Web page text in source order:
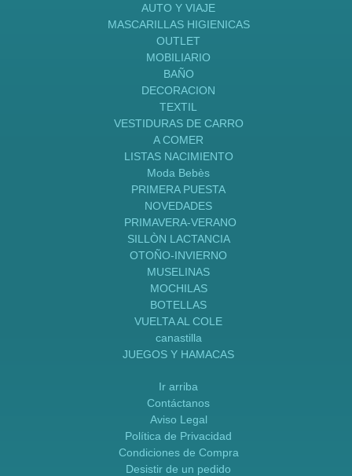
AUTO Y VIAJE
MASCARILLAS HIGIENICAS
OUTLET
MOBILIARIO
BAÑO
DECORACION
TEXTIL
VESTIDURAS DE CARRO
A COMER
LISTAS NACIMIENTO
Moda Bebès
PRIMERA PUESTA
NOVEDADES
PRIMAVERA-VERANO
SILLÒN LACTANCIA
OTOÑO-INVIERNO
MUSELINAS
MOCHILAS
BOTELLAS
VUELTA AL COLE
canastilla
JUEGOS Y HAMACAS
Ir arriba
Contáctanos
Aviso Legal
Política de Privacidad
Condiciones de Compra
Desistir de un pedido